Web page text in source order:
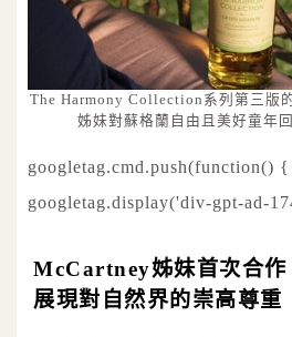
The Harmony Collection系列第三版
姊妹對蘇格蘭自由且美好童年
googletag.cmd.push(function() {
googletag.display('div-gpt-ad-
McCartney姊妹首次合作
展現對自然界的崇高尊重